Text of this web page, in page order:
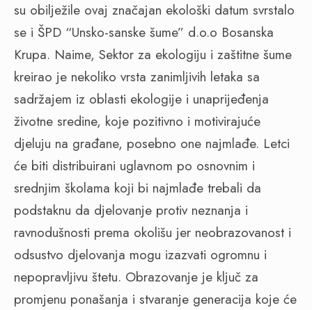
su obilježile ovaj značajan ekološki datum svrstalo
se i ŠPD “Unsko-sanske šume” d.o.o Bosanska
Krupa. Naime, Sektor za ekologiju i zaštitne šume
kreirao je nekoliko vrsta zanimljivih letaka sa
sadržajem iz oblasti ekologije i unaprijeđenja
životne sredine, koje pozitivno i motivirajuće
djeluju na građane, posebno one najmlađe. Letci
će biti distribuirani uglavnom po osnovnim i
srednjim školama koji bi najmlađe trebali da
podstaknu da djelovanje protiv neznanja i
ravnodušnosti prema okolišu jer neobrazovanost i
odsustvo djelovanja mogu izazvati ogromnu i
nepopravljivu štetu. Obrazovanje je ključ za
promjenu ponašanja i stvaranje generacija koje će